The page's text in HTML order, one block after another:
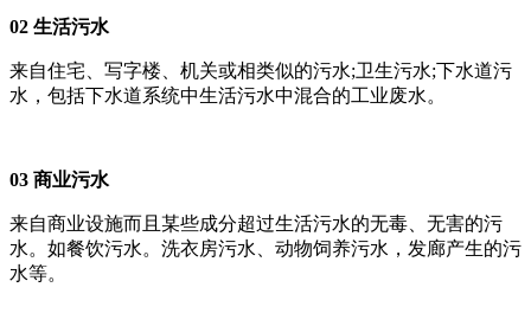
02 生活污水
来自住宅、写字楼、机关或相类似的污水;卫生污水;下水道污
水，包括下水道系统中生活污水中混合的工业废水。
03 商业污水
来自商业设施而且某些成分超过生活污水的无毒、无害的污
水。如餐饮污水。洗衣房污水、动物饲养污水，发廊产生的污
水等。